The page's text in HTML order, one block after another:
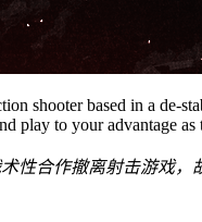
shooter based in a de-
play to your advantage
术性合作撤离射击游戏